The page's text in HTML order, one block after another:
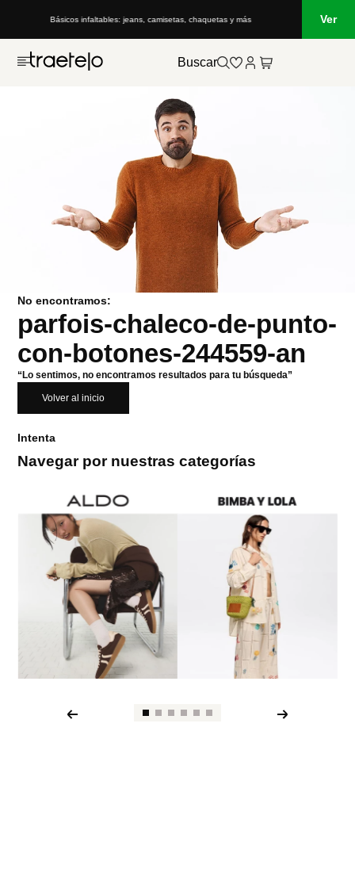
Básicos infaltables: jeans, camisetas, chaquetas y más Ver
Buscar
No encontramos:
parfois-chaleco-de-punto-
con-botones-244559-an
“Lo sentimos, no encontramos resultados para tu búsqueda”
Volver al inicio
Intenta
Navegar por nuestras categorías